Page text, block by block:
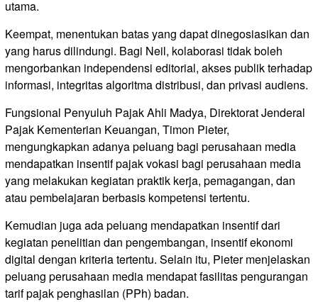
utama.
Keempat, menentukan batas yang dapat dinegosiasikan dan
yang harus dilindungi. Bagi Neil, kolaborasi tidak boleh
mengorbankan independensi editorial, akses publik terhadap
informasi, integritas algoritma distribusi, dan privasi audiens.
Fungsional Penyuluh Pajak Ahli Madya, Direktorat Jenderal
Pajak Kementerian Keuangan, Timon Pieter,
mengungkapkan adanya peluang bagi perusahaan media
mendapatkan insentif pajak vokasi bagi perusahaan media
yang melakukan kegiatan praktik kerja, pemagangan, dan
atau pembelajaran berbasis kompetensi tertentu.
Kemudian juga ada peluang mendapatkan insentif dari
kegiatan penelitian dan pengembangan, insentif ekonomi
digital dengan kriteria tertentu. Selain itu, Pieter menjelaskan
peluang perusahaan media mendapat fasilitas pengurangan
tarif pajak penghasilan (PPh) badan.